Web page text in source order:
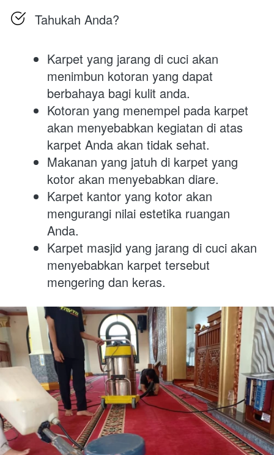
Tahukah Anda?
Karpet yang jarang di cuci akan
menimbun kotoran yang dapat
berbahaya bagi kulit anda.
Kotoran yang menempel pada karpet
akan menyebabkan kegiatan di atas
karpet Anda akan tidak sehat.
Makanan yang jatuh di karpet yang
kotor akan menyebabkan diare.
Karpet kantor yang kotor akan
mengurangi nilai estetika ruangan
Anda.
Karpet masjid yang jarang di cuci akan
menyebabkan karpet tersebut
mengering dan keras.